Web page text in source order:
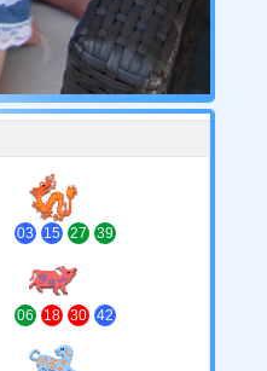
[冲狗]
03 15 27 39
[冲羊]
06 18 30 42